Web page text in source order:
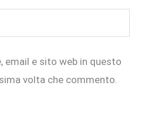
email e sito web in questo
volta che commento.